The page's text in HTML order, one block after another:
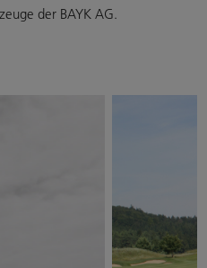
der BAYK AG.